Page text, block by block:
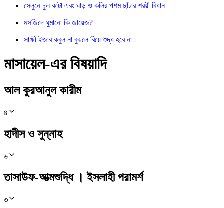
সেলুনে চুল কাটা এবং ঘাড় ও কলির পশম ছাঁটার শরয়ী বিধান
মসজিদে ঘুমানো কি জায়েজ?
সাক্ষী ইজাব কবুল না বুঝলে বিয়ে শুদ্ধ হবে না।
মাসায়েল-এর বিষয়াদি
আল কুরআনুল কারীম
৪
হাদীস ও সুন্নাহ
৬
তাসাউফ-আত্মশুদ্ধি । ইসলাহী পরামর্শ
৩